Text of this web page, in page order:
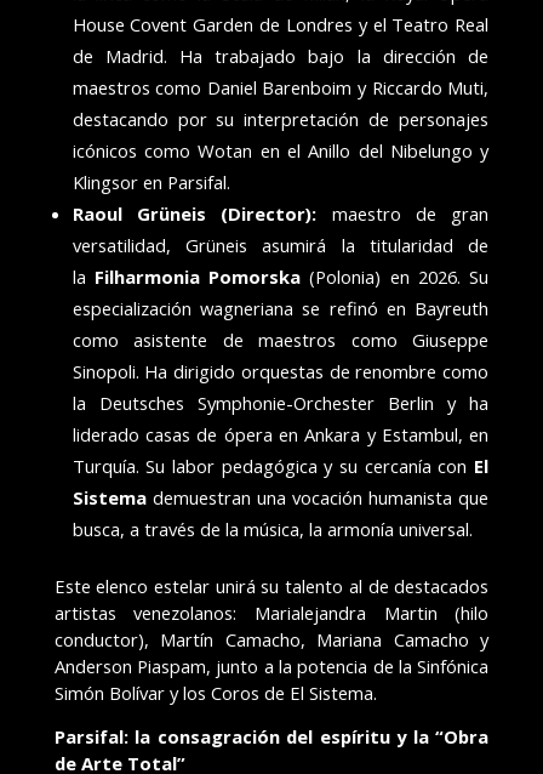
House Covent Garden de Londres y el Teatro Real
de Madrid. Ha trabajado bajo la dirección de
maestros como Daniel Barenboim y Riccardo Muti,
destacando por su interpretación de personajes
icónicos como Wotan en el Anillo del Nibelungo y
Klingsor en Parsifal.
Raoul Grüneis (Director): maestro de gran
versatilidad, Grüneis asumirá la titularidad de
la Filharmonia Pomorska (Polonia) en 2026. Su
especialización wagneriana se refinó en Bayreuth
como asistente de maestros como Giuseppe
Sinopoli. Ha dirigido orquestas de renombre como
la Deutsches Symphonie-Orchester Berlin y ha
liderado casas de ópera en Ankara y Estambul, en
Turquía. Su labor pedagógica y su cercanía con El
Sistemademuestran una vocación humanista que
busca, a través de la música, la armonía universal.
Este elenco estelar unirá su talento al de destacados
artistas venezolanos: Marialejandra Martin (hilo
conductor), Martín Camacho, Mariana Camacho y
Anderson Piaspam, junto a la potencia de la Sinfónica
Simón Bolívar y los Coros de El Sistema.
Parsifal: la consagración del espíritu y la “Obra
de Arte Total”